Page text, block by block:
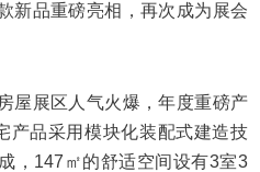
新品重磅亮相，再次成为展会
展区人气火爆，年度重磅产
产品采用模块化装配式建造技
，147㎡的舒适空间设有3室3